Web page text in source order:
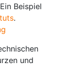
Beispiel
.
und